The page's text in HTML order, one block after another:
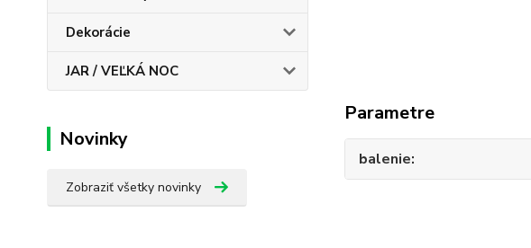
Dekorácie
JAR / VEĽKÁ NOC
Novinky
Zobraziť všetky novinky
Parametre
balenie